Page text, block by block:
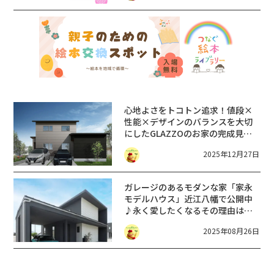
心地よさをトコトン追求！値段×
性能×デザインのバランスを大切
にしたGLAZZOのお家の完成見学
会！草津市で期間限定開催
2025年12月27日
ガレージのあるモダンな家「家永
モデルハウス」近江八幡で公開中
♪永く愛したくなるその理由は？
【GLAZZO】
2025年08月26日